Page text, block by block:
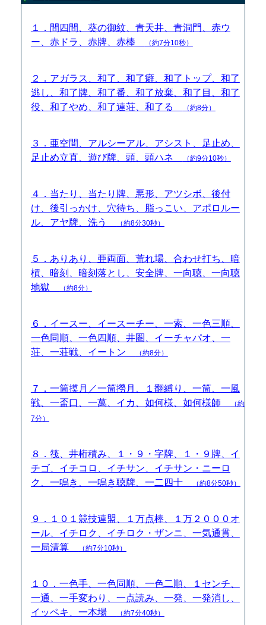
１．間四間、葵の御紋、青天井、青洞門、赤ウ
ー、赤ドラ、赤牌、赤棒
（約7分10秒）
２．アガラス、和了、和了癖、和了トップ、和了
逃し、和了牌、和了番、和了放棄、和了目、和了
役、和了やめ、和了連荘、和了る
（約8分）
３．亜空間、アルシーアル、アシスト、足止め、
足止め立直、遊び牌、頭、頭ハネ
（約9分10秒）
４．当たり、当たり牌、悪形、アツシボ、後付
け、後引っかけ、穴待ち、脂っこい、アポロルー
ル、アヤ牌、洗う
（約8分30秒）
５．ありあり、亜両面、荒れ場、合わせ打ち、暗
槓、暗刻、暗刻落とし、安全牌、一向聴、一向聴
地獄
（約8分）
６．イースー、イースーチー、一索、一色三順、
一色同順、一色四順、井圏、イーチャパオ、一
荘、一荘戦、イートン
（約8分）
７．一筒摸月／一筒撈月、１翻縛り、一筒、一風
戦、一盃口、一萬、イカ、如何様、如何様師
（約
7分）
８．筏、井桁積み、１・９・字牌、１・９牌、イ
チゴ、イチコロ、イチサン、イチサン・ニーロ
ク、一鳴き、一鳴き聴牌、一二四十
（約8分50秒）
９．１０１競技連盟、１万点棒、１万２０００オ
ール、イチロク、イチロク・ザンニ、一気通貫、
一局清算
（約7分10秒）
１０．一色手、一色同順、一色二順、１センチ、
一通、一手変わり、一点読み、一発、一発消し、
イッペキ、一本場
（約7分40秒）